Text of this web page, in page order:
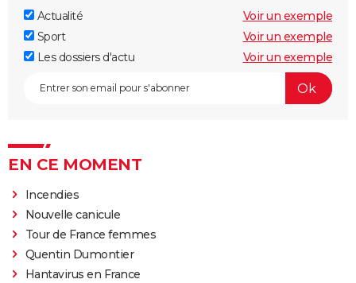
Actualité
Voir un exemple
Sport
Voir un exemple
Les dossiers d'actu
Voir un exemple
EN CE MOMENT
Incendies
Nouvelle canicule
Tour de France femmes
Quentin Dumontier
Hantavirus en France